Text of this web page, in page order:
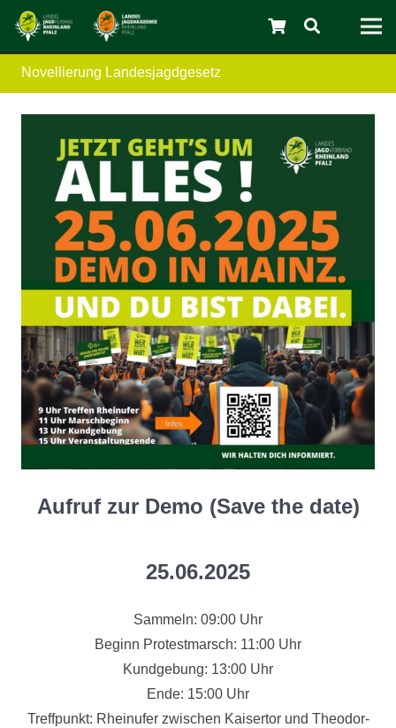
Novellierung Landesjagdgesetz
Aufruf zur Demo (Save the date)
25.06.2025
Sammeln: 09:00 Uhr
Beginn Protestmarsch: 11:00 Uhr
Kundgebung: 13:00 Uhr
Ende: 15:00 Uhr
Treffpunkt: Rheinufer zwischen Kaisertor und Theodor-